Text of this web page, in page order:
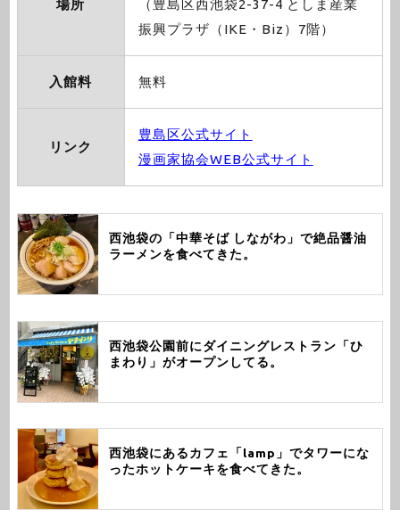
場所
（豊島区西池袋2-37-4 としま産業
振興プラザ（IKE・Biz）7階）
入館料 無料
リンク
豊島区公式サイト
漫画家協会WEB公式サイト
西池袋の「中華そば しながわ」で絶品醤油
ラーメンを食べてきた。
西池袋公園前にダイニングレストラン「ひ
まわり」がオープンしてる。
西池袋にあるカフェ「lamp」でタワーにな
ったホットケーキを食べてきた。